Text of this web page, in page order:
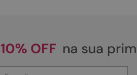
10% OFF na sua